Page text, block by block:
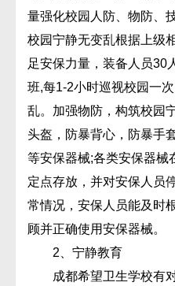
量强化校园人防、物防、
校园宁静无变乱根据上级
足安保力量，装备人员30
班,每1-2小时巡视校园一
乱。加强物防，构筑校园
头盔，防暴背心，防暴手
等安保器械;各类安保器械
定点存放，并对安保人员
常情况，安保人员能及时
顾并正确使用安保器械。
2、宁静教育
成都希望卫生学校有对